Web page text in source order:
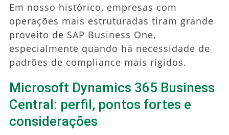
Em nosso histórico, empresas com
operações mais estruturadas tiram grande
proveito de SAP Business One,
especialmente quando há necessidade de
padrões de compliance mais rígidos.
Microsoft Dynamics 365 Business
Central: perfil, pontos fortes e
considerações